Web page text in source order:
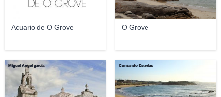
Acuario de O Grove O Grove
Miguel Ángel garcía Contando Estrelas